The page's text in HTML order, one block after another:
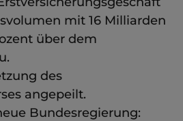
mit 16 Milliarden
über dem
des
angepeilt.
Bundesregierung: